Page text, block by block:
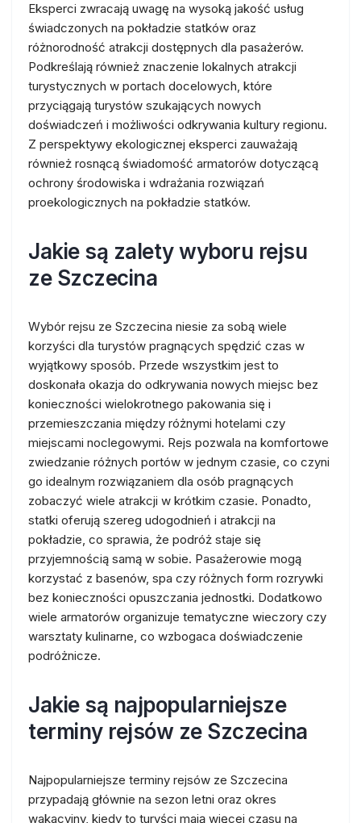
Eksperci zwracają uwagę na wysoką jakość usług
świadczonych na pokładzie statków oraz
różnorodność atrakcji dostępnych dla pasażerów.
Podkreślają również znaczenie lokalnych atrakcji
turystycznych w portach docelowych, które
przyciągają turystów szukających nowych
doświadczeń i możliwości odkrywania kultury regionu.
Z perspektywy ekologicznej eksperci zauważają
również rosnącą świadomość armatorów dotyczącą
ochrony środowiska i wdrażania rozwiązań
proekologicznych na pokładzie statków.
Jakie są zalety wyboru rejsu
ze Szczecina
Wybór rejsu ze Szczecina niesie za sobą wiele
korzyści dla turystów pragnących spędzić czas w
wyjątkowy sposób. Przede wszystkim jest to
doskonała okazja do odkrywania nowych miejsc bez
konieczności wielokrotnego pakowania się i
przemieszczania między różnymi hotelami czy
miejscami noclegowymi. Rejs pozwala na komfortowe
zwiedzanie różnych portów w jednym czasie, co czyni
go idealnym rozwiązaniem dla osób pragnących
zobaczyć wiele atrakcji w krótkim czasie. Ponadto,
statki oferują szereg udogodnień i atrakcji na
pokładzie, co sprawia, że podróż staje się
przyjemnością samą w sobie. Pasażerowie mogą
korzystać z basenów, spa czy różnych form rozrywki
bez konieczności opuszczania jednostki. Dodatkowo
wiele armatorów organizuje tematyczne wieczory czy
warsztaty kulinarne, co wzbogaca doświadczenie
podróżnicze.
Jakie są najpopularniejsze
terminy rejsów ze Szczecina
Najpopularniejsze terminy rejsów ze Szczecina
przypadają głównie na sezon letni oraz okres
wakacyjny, kiedy to turyści mają więcej czasu na